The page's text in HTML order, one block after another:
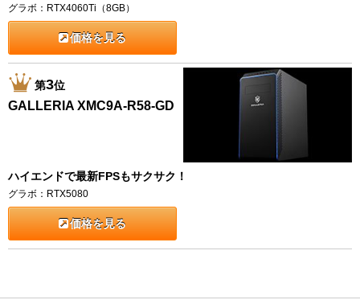
グラボ：RTX4060Ti（8GB）
価格を見る
第3位
GALLERIA XMC9A-R58-GD
ハイエンドで最新FPSもサクサク！
グラボ：RTX5080
価格を見る